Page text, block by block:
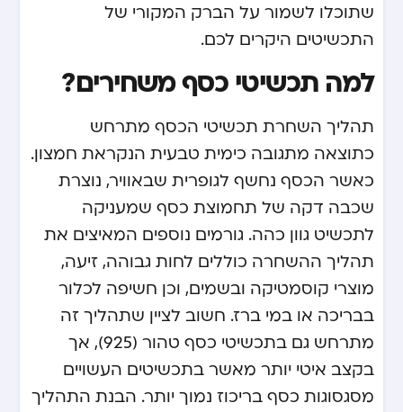
שתוכלו לשמור על הברק המקורי של
התכשיטים היקרים לכם.
למה תכשיטי כסף משחירים?
תהליך השחרת תכשיטי הכסף מתרחש
כתוצאה מתגובה כימית טבעית הנקראת חמצון.
כאשר הכסף נחשף לגופרית שבאוויר, נוצרת
שכבה דקה של תחמוצת כסף שמעניקה
לתכשיט גוון כהה. גורמים נוספים המאיצים את
תהליך ההשחרה כוללים לחות גבוהה, זיעה,
מוצרי קוסמטיקה ובשמים, וכן חשיפה לכלור
בבריכה או במי ברז. חשוב לציין שתהליך זה
מתרחש גם בתכשיטי כסף טהור (925), אך
בקצב איטי יותר מאשר בתכשיטים העשויים
מסגסוגות כסף בריכוז נמוך יותר. הבנת התהליך